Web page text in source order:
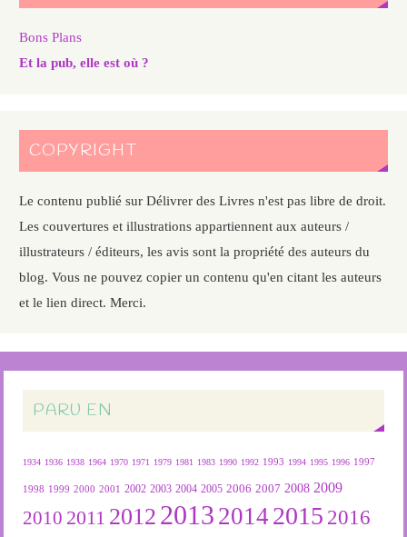
Bons Plans
Et la pub, elle est où ?
COPYRIGHT
Le contenu publié sur Délivrer des Livres n'est pas libre de droit.
Les couvertures et illustrations appartiennent aux auteurs /
illustrateurs / éditeurs, les avis sont la propriété des auteurs du
blog. Vous ne pouvez copier un contenu qu'en citant les auteurs
et le lien direct. Merci.
PARU EN
1934 1936 1938 1964 1970 1971 1979 1981 1983 1990 1992 1993 1994 1995 1996 1997
1998 1999 2000 2001 2002 2003 2004 2005 2006 2007 2008 2009
2010 2011 2012 2013 2014 2015 2016